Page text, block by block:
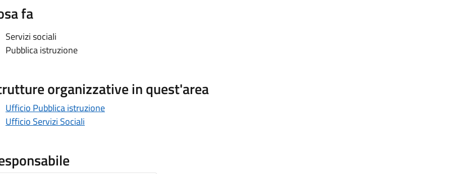
fa
Servizi sociali
Pubblica istruzione
organizzative in quest'area
Ufficio Pubblica istruzione
Ufficio Servizi Sociali